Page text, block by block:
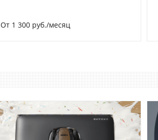
От 1 300 руб./месяц